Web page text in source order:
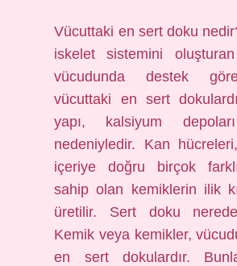
Vücuttaki en sert doku
iskelet sistemini
vücudunda destek
vücuttaki en sert
yapı, kalsiyum
nedeniyledir. Kan
içeriye doğru birçok
sahip olan kemiklerin ilik
üretilir. Sert doku
Kemik veya kemikler,
en sert dokulardır.